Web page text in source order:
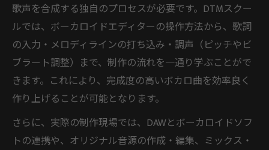
歌声を合成する独自のプロセスが必要です。DTMスクー
ルでは、ボーカロイドエディターの操作方法から、歌詞
の入力・メロディラインの打ち込み・調声（ピッチやビ
ブラート調整）まで、制作の流れを一通り学ぶことがで
きます。これにより、完成度の高いボカロ曲を効率良く
作り上げることが可能となります。
さらに、実際の制作現場では、DAWとボーカロイドソフ
トの連携や、オリジナル音源の作成・編集、ミックス・